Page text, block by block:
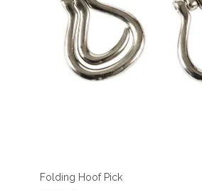
Folding Hoof Pick